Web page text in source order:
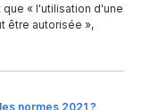
que « l'utilisation d'une
être autorisée »,
normes 2021 ?